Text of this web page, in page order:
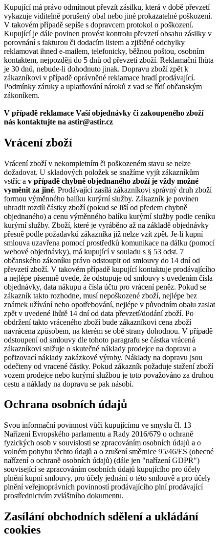
Kupující má právo odmítnout převzít zásilku, která v době převzetí
vykazuje viditelně porušený obal nebo jiné prokazatelné poškození.
V takovém případě sepíše s dopravcem protokol o poškození.
Kupující je dále povinen provést kontrolu převzetí obsahu zásilky v
porovnání s fakturou či dodacím listem a zjištěné odchylky
reklamovat ihned e-mailem, telefonicky, běžnou poštou, osobním
kontaktem, nejpozději do 5 dnů od převzetí zboží. Reklamační lhůta
je 30 dnů, nebude-li dohodnuto jinak. Dopravu zboží zpět k
zákazníkovi v případě oprávněné reklamace hradí prodávající.
Podmínky záruky a uplatňování nároků z vad se řídí občanským
zákoníkem.
V případě reklamace Vaší objednávky či zakoupeného zboží
nás kontaktujte na astir@astir.cz
Vrácení zboží
Vrácení zboží v nekompletním či poškozeném stavu se nelze
dožadovat. U skladových položek se snažíme vyjít zákazníkům
vstříc a v případě chybně objednaného zboží je vždy možné
vyměnit za jiné. Prodávající zasílá zákazníkovi správný druh zboží
formou výměnného balíku kurýrní služby. Zákazník je povinen
uhradit rozdíl částky zboží (pokud se liší od předem chybně
objednaného) a cenu výměnného balíku kurýrní služby podle ceníku
kurýrní služby. Zboží, které je vyráběno až na základě objednávky
přesně podle požadavků zákazníka již nelze vzít zpět. Je-li kupní
smlouva uzavřena pomocí prostředků komunikace na dálku (pomocí
webové objednávky), má kupující v souladu s § 53 odst. 7
občanského zákoníku právo odstoupit od smlouvy do 14 dní od
převzetí zboží. V takovém případě kupující kontaktuje prodávajícího
a nejlépe písemně uvede, že odstupuje od smlouvy s uvedením čísla
objednávky, data nákupu a čísla účtu pro vrácení peněz. Pokud se
zákazník takto rozhodne, musí nepoškozené zboží, nejlépe bez
známek užívání nebo opotřebování, nejlépe v původním obalu zaslat
zpět v uvedené lhůtě 14 dní od data převzetí/dodání zboží. Po
obdržení takto vráceného zboží bude zákazníkovi cena zboží
navrácena způsobem, na kterém se obě strany dohodnou. V případě
odstoupení od smlouvy dle tohoto paragrafu se částka vrácená
zákazníkovi snižuje o skutečné náklady prodejce na dopravu a
pořizovací náklady zakázkové výroby. Náklady na dopravu jsou
odečteny od vracené částky. Pokud zákazník požaduje stažení zboží
vozem prodejce nebo kurýrní službou je toto považováno za druhou
cestu a náklady na dopravu se pak násobí.
Ochrana osobních údajů
Svou informační povinnost vůči kupujícímu ve smyslu čl. 13
Nařízení Evropského parlamentu a Rady 2016/679 o ochraně
fyzických osob v souvislosti se zpracováním osobních údajů a o
volném pohybu těchto údajů a o zrušení směrnice 95/46/ES (obecné
nařízení o ochraně osobních údajů) (dále jen "nařízení GDPR")
související se zpracováním osobních údajů kupujícího pro účely
plnění kupní smlouvy, pro účely jednání o této smlouvě a pro účely
plnění veřejnoprávních povinností prodávajícího plní prodávající
prostřednictvím zvláštního dokumentu.
Zasílání obchodních sdělení a ukládání
cookies